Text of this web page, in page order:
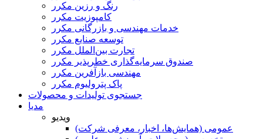
رنگ و رزین مکرر
کامپوزیت مکرر
خدمات مهندسی و بازرگانی مکرر
توسعه صنایع مکرر
تجارت بین‌الملل مکرر
صندوق سرمایه‌گذاری خطرپذیر مکرر
مهندسی بازآفرین مکرر
پاک پترولیوم مکرر
جستجوی تولیدات و محصولات
مدیا
ویدیو
عمومی (همایش‌ها، اخبار، معرفی شرکت)